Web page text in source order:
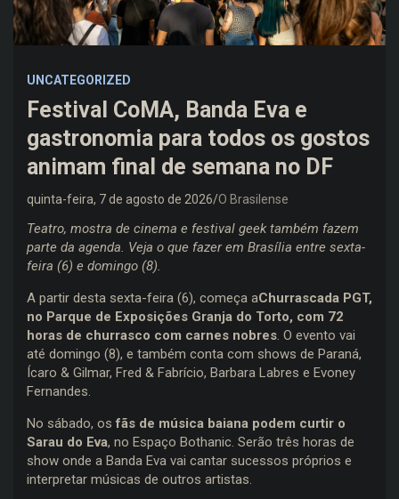
UNCATEGORIZED
Festival CoMA, Banda Eva e
gastronomia para todos os gostos
animam final de semana no DF
quinta-feira, 7 de agosto de 2026 O Brasilense
Teatro, mostra de cinema e festival geek também fazem
parte da agenda. Veja o que fazer em Brasília entre sexta-
feira (6) e domingo (8).
A partir desta sexta-feira (6), começa aChurrascada PGT,
no Parque de Exposições Granja do Torto, com 72
horas de churrasco com carnes nobres. O evento vai
até domingo (8), e também conta com shows de Paraná,
Ícaro & Gilmar, Fred & Fabrício, Barbara Labres e Evoney
Fernandes.
No sábado, osfãs de música baiana podem curtir o
Sarau do Eva, no Espaço Bothanic. Serão três horas de
show onde a Banda Eva vai cantar sucessos próprios e
interpretar músicas de outros artistas.